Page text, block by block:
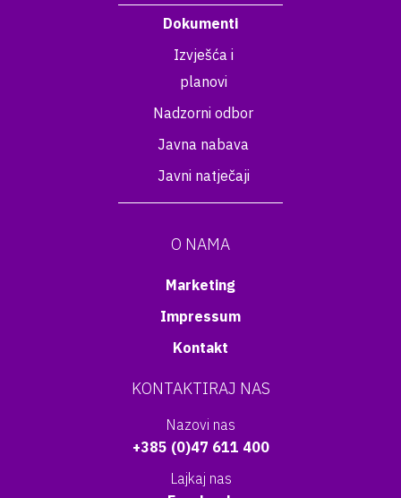
Dokumenti
Izvješća i
planovi
Nadzorni odbor
Javna nabava
Javni natječaji
O NAMA
Marketing
Impressum
Kontakt
KONTAKTIRAJ NAS
Nazovi nas
+385 (0)47 611 400
Lajkaj nas